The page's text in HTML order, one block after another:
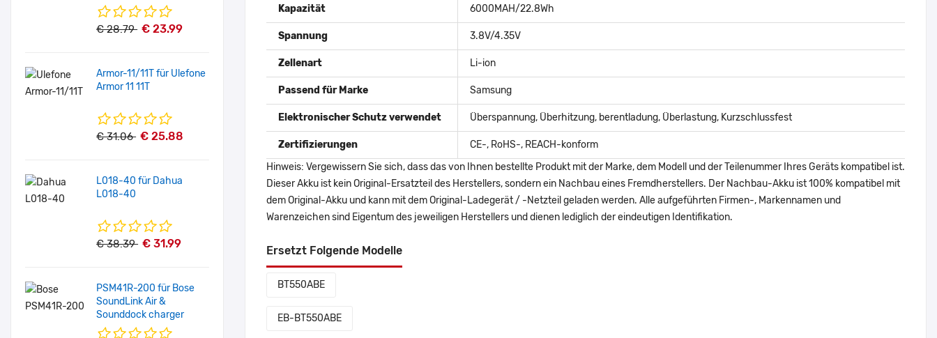
€ 28.79 € 23.99
Armor-11/11T für Ulefone
Armor 11 11T
€ 31.06 € 25.88
L018-40 für Dahua
L018-40
€ 38.39 € 31.99
PSM41R-200 für Bose
SoundLink Air &
Sounddock charger
Kapazität 6000MAH/22.8Wh
Spannung 3.8V/4.35V
Zellenart Li-ion
Passend für Marke Samsung
Elektronischer Schutz verwendet Überspannung, Überhitzung, berentladung, Überlastung, Kurzschlussfest
Zertifizierungen
CE-, RoHS-, REACH-konform
Hinweis: Vergewissern Sie sich, dass das von Ihnen bestellte Produkt mit der Marke, dem Modell und der Teilenummer Ihres Geräts kompatibel ist.
Dieser Akku ist kein Original-Ersatzteil des Herstellers, sondern ein Nachbau eines Fremdherstellers. Der Nachbau-Akku ist 100% kompatibel mit
dem Original-Akku und kann mit dem Original-Ladegerät / -Netzteil geladen werden. Alle aufgeführten Firmen-, Markennamen und
Warenzeichen sind Eigentum des jeweiligen Herstellers und dienen lediglich der eindeutigen Identifikation.
Ersetzt Folgende Modelle
BT550ABE
EB-BT550ABE